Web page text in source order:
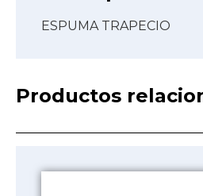
ESPUMA TRAPECIO
Productos